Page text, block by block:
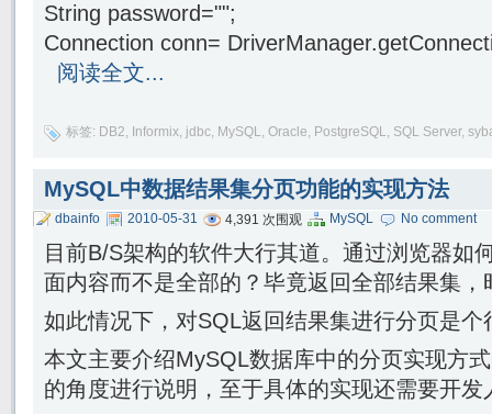
String password="";
Connection conn=
阅读全文...
标签: DB2, Informix, jdbc, MySQL, Oracle, PostgreSQL, SQL Server,
MySQL中数据结果集分页功能的实现方法
dbainfo 2010-05-31 4,391 次围观 MySQL No comment
目前B/S架构的软件大行其道。通过浏览器如
面内容而不是全部的？毕竟返回全部结果集
如此情况下，对SQL返回结果集进行分页是个
本文主要介绍MySQL数据库中的分页实现方
的角度进行说明，至于具体的实现还需要开